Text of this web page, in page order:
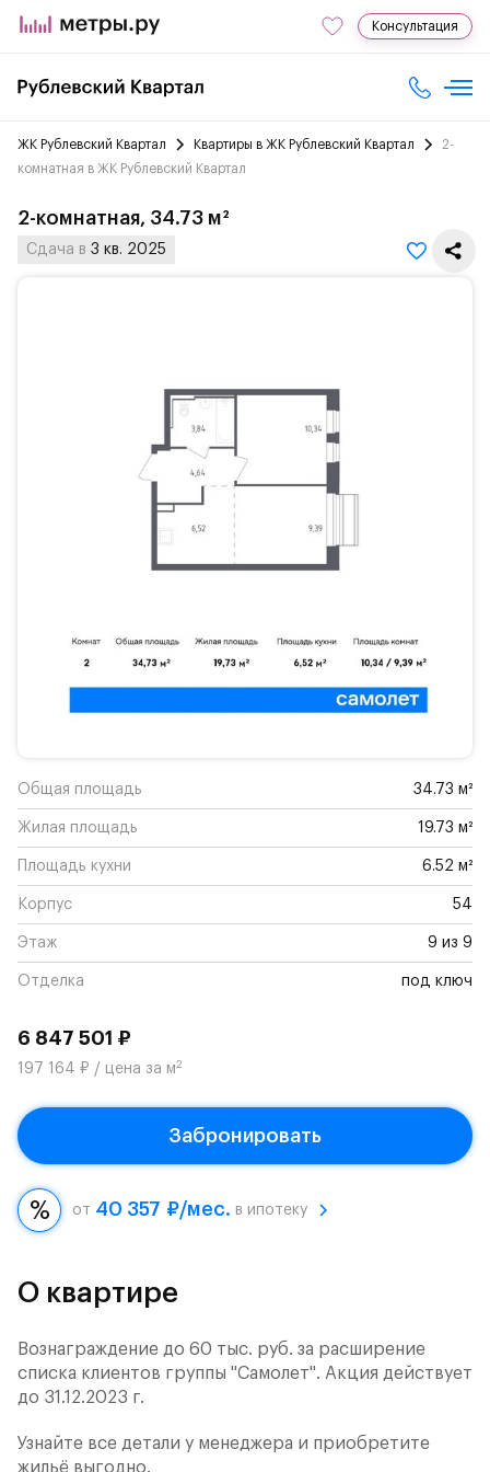
Консультация
ЖК Рублевский Квартал Квартиры в ЖК Рублевский Квартал
2-
комнатная в ЖК Рублевский Квартал
2-комнатная, 34.73 м²
Сдача в 3 кв. 2025
Общая площадь 34.73 м²
Жилая площадь 19.73 м²
Площадь кухни 6.52 м²
Корпус 54
Этаж 9 из 9
Отделка под ключ
6 847 501 ₽
197 164 ₽ / цена за м2
Забронировать
от 40 357 ₽/мес. в ипотеку
О квартире
Вознаграждение до 60 тыс. руб. за расширение
списка клиентов группы "Самолет". Акция действует
до 31.12.2023 г.
Узнайте все детали у менеджера и приобретите
жильё выгодно.